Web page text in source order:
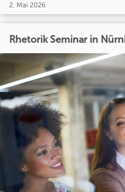
2. Mai 2026
Rhetorik Seminar in